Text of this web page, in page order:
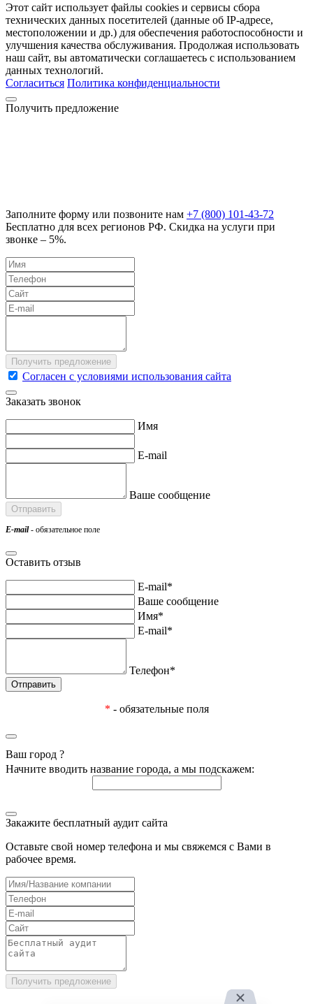
Этот сайт использует файлы cookies и сервисы сбора
технических данных посетителей (данные об IP-адресе,
местоположении и др.) для обеспечения работоспособности и
улучшения качества обслуживания. Продолжая использовать
наш сайт, вы автоматически соглашаетесь с использованием
данных технологий.
Согласиться Политика конфиденциальности
Получить предложение
Заполните форму или позвоните нам +7 (800) 101-43-72
Бесплатно для всех регионов РФ. Скидка на услуги при
звонке – 5%.
Согласен с условиями использования сайта
Заказать звонок
Имя
E-mail
Ваше сообщение
E-mail- обязательное поле
Оставить отзыв
E-mail*
Ваше сообщение
Имя*
E-mail*
Телефон*
* - обязательные поля
Ваш город ?
Начните вводить название города, а мы подскажем:
Закажите бесплатный аудит сайта
Оставьте свой номер телефона и мы свяжемся с Вами в
рабочее время.